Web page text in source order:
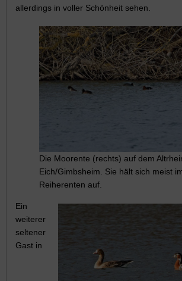
allerdings in voller Schönheit sehen.
Die Moorente (rechts) auf dem
Eich/Gimbsheim. Sie hält sich meist
Reiherenten auf.
Ein
weiterer
seltener
Gast in